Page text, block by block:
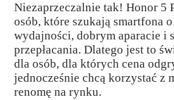
Niezaprzeczalnie tak! Honor 5
osób, które szukają smartfona
wydajności, dobrym aparacie i
przepłacania. Dlatego jest to
dla osób, dla których cena
jednocześnie chcą korzystać z
renomę na rynku.